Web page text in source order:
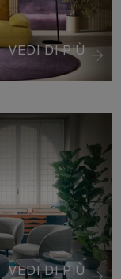
VEDI DI PIÙ
VEDI DI PIÙ